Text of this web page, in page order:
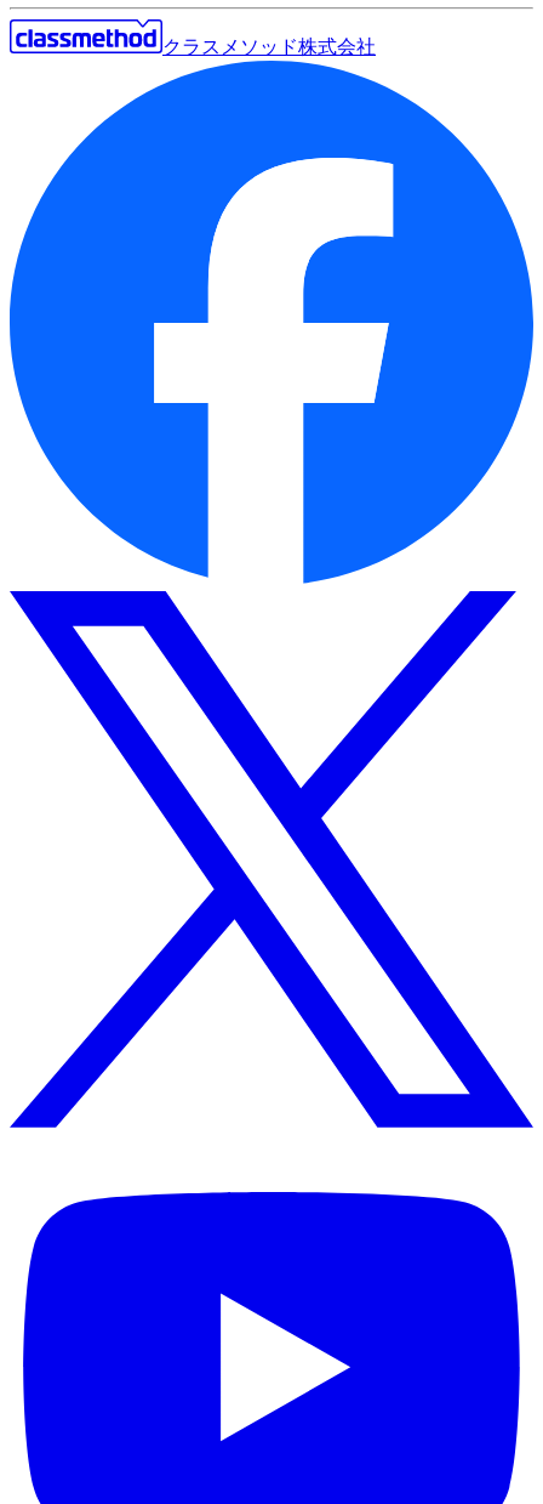
クラスメソッド株式会社